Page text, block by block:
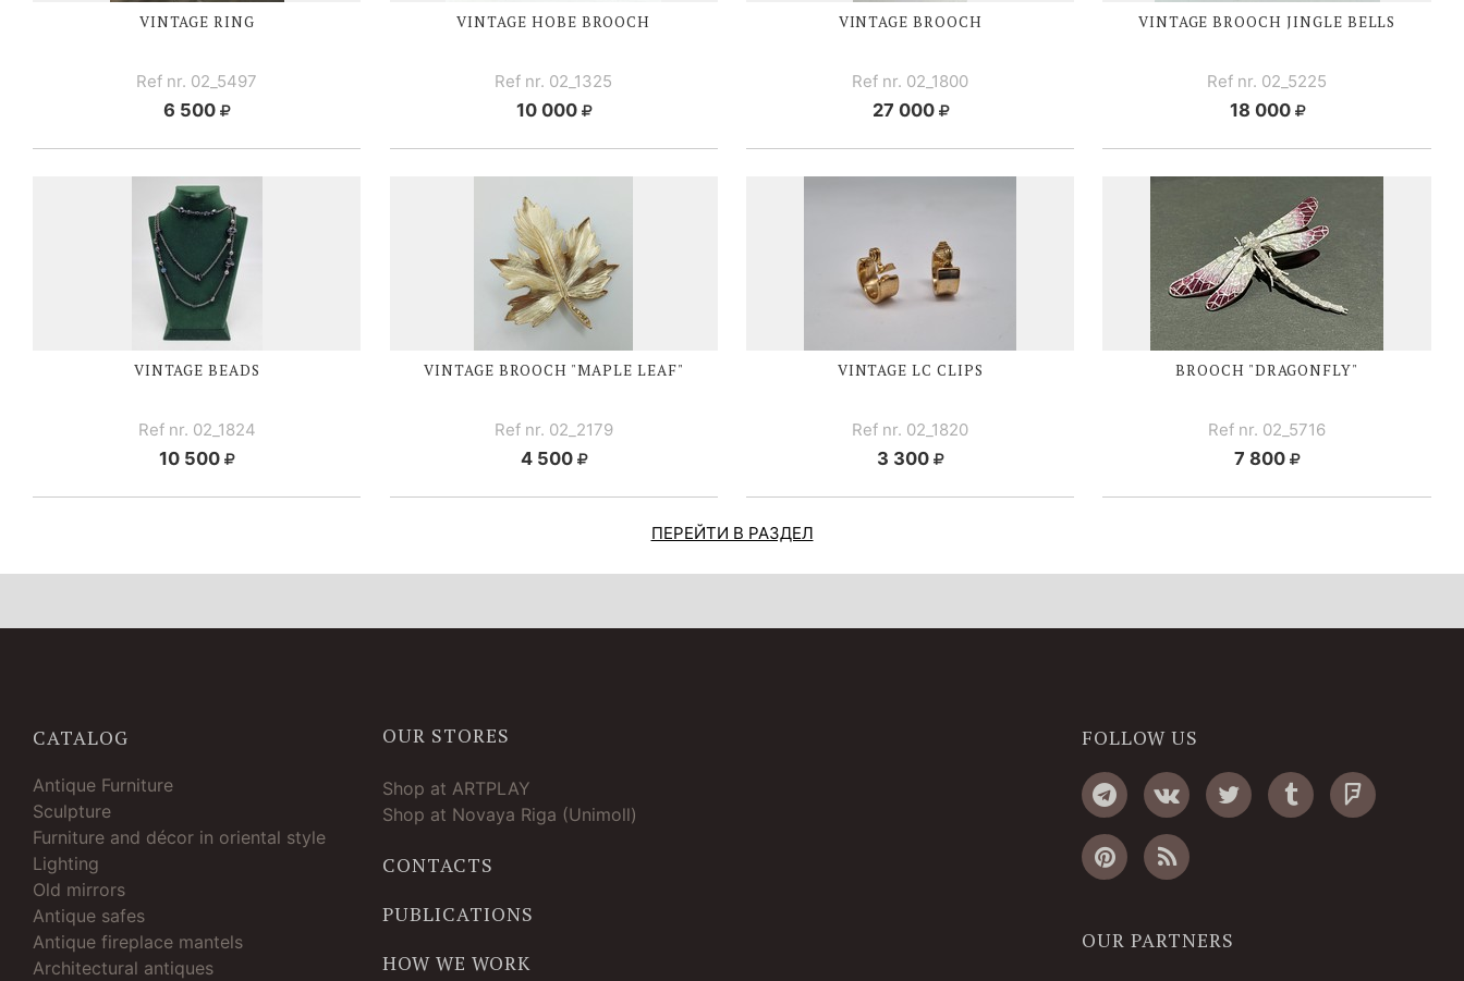
VINTAGE RING
Ref nr. 02_5497
6 500
VINTAGE HOBE BROOCH
Ref nr. 02_1325
10 000
VINTAGE BROOCH
Ref nr. 02_1800
27 000
VINTAGE BROOCH JINGLE BELLS
Ref nr. 02_5225
18 000
VINTAGE BEADS
Ref nr. 02_1824
10 500
VINTAGE BROOCH "MAPLE LEAF"
Ref nr. 02_2179
4 500
VINTAGE LC CLIPS
Ref nr. 02_1820
3 300
BROOCH "DRAGONFLY"
Ref nr. 02_5716
7 800
ПЕРЕЙТИ В РАЗДЕЛ
CATALOG
Antique Furniture
Sculpture
Furniture and décor in oriental style
Lighting
Old mirrors
Antique safes
Antique fireplace mantels
Architectural antiques
OUR STORES
Shop at ARTPLAY
Shop at Novaya Riga (Unimoll)
CONTACTS
PUBLICATIONS
HOW WE WORK
FOLLOW US
OUR PARTNERS